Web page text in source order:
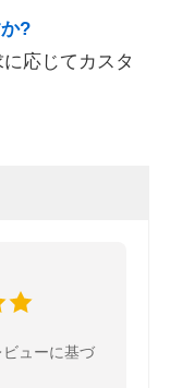
?
応じてカスタ
ューに基づ